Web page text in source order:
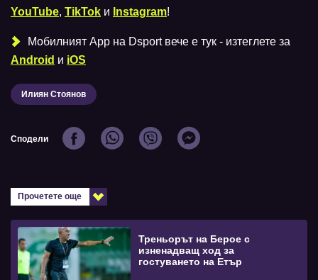
YouTube, TikTok и Instagram!
Мобилният Аpp на Dsport вече е тук - изтеглете за
Android и iOS
Илиян Стоянов
Сподели
Прочетете още
Треньорът на Берое с
изненадващ ход за
гостуването на Етър